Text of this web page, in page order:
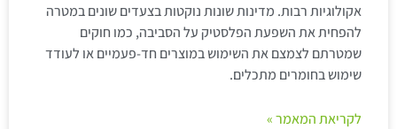
אקולוגיות רבות. מדינות שונות נוקטות בצעדים שונים במטרה
להפחית את השפעת הפלסטיק על הסביבה, כמו חוקים
שמטרתם לצמצם את השימוש במוצרים חד-פעמיים או לעודד
שימוש בחומרים מתכלים.
לקריאת המאמר »